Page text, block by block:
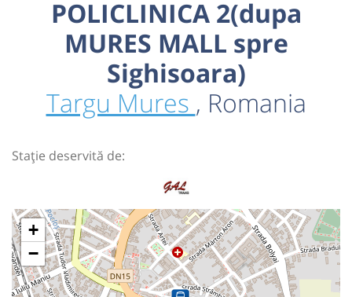
POLICLINICA 2(dupa
MURES MALL spre
Sighisoara)
Targu Mures , Romania
Stație deservită de:
+
−